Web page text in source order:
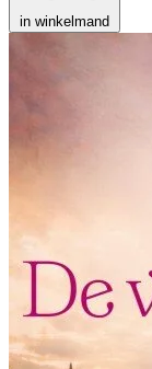
in winkelmand